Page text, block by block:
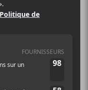
site web
13 février 2018